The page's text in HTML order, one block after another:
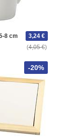
8 cm
4,05 €
3,24 €
-20%